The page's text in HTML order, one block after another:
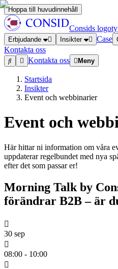
Hoppa till huvudinnehåll
Consids
Erbjudande Insikter Case
Kontakta oss
Kontakta oss
Meny
Startsida
Insikter
Event och webbinarier
Event och
Här hittar ni information om våra
uppdaterar regelbundet med nya
efter det som passar er!
Morning Talk by
förändrar B2B – är
30 sep
08:00 - 10:00